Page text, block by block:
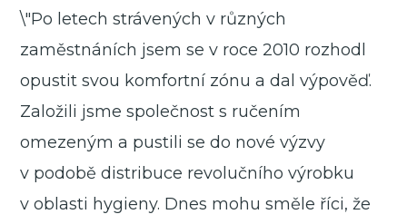
\"Po letech strávených v různých
zaměstnáních jsem se v roce 2010 rozhodl
opustit svou komfortní zónu a dal výpověď.
Založili jsme společnost s ručením
omezeným a pustili se do nové výzvy
v podobě distribuce revolučního výrobku
v oblasti hygieny. Dnes mohu směle říci, že